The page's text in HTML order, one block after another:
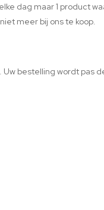
dag maar 1 product
meer bij ons te koop.
bestelling wordt pas